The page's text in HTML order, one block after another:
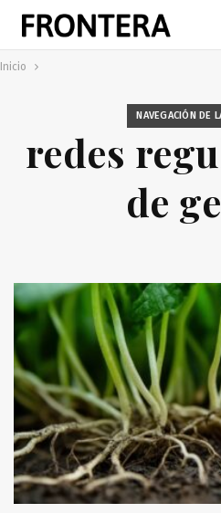
Inicio
NAVEGACIÓN DE
redes
de